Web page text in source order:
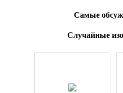
Самые
Случайные